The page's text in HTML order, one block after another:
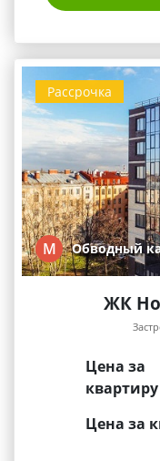
Рассрочка
М Обводный
ЖК
Цена за
квартиру
Цена за